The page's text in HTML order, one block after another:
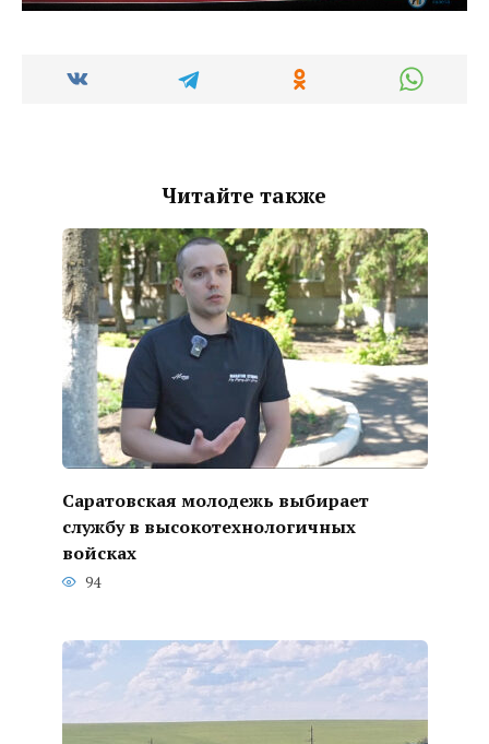
Читайте также
Саратовская молодежь выбирает
службу в высокотехнологичных
войсках
94